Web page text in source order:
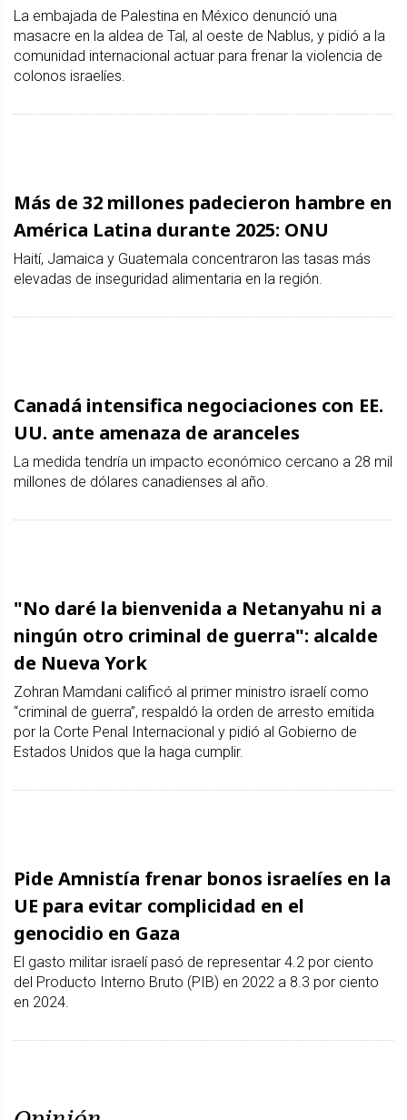
La embajada de Palestina en México denunció una
masacre en la aldea de Tal, al oeste de Nablus, y pidió a la
comunidad internacional actuar para frenar la violencia de
colonos israelíes.
Más de 32 millones padecieron hambre en
América Latina durante 2025: ONU
Haití, Jamaica y Guatemala concentraron las tasas más
elevadas de inseguridad alimentaria en la región.
Canadá intensifica negociaciones con EE.
UU. ante amenaza de aranceles
La medida tendría un impacto económico cercano a 28 mil
millones de dólares canadienses al año.
"No daré la bienvenida a Netanyahu ni a
ningún otro criminal de guerra": alcalde
de Nueva York
Zohran Mamdani calificó al primer ministro israelí como
“criminal de guerra”, respaldó la orden de arresto emitida
por la Corte Penal Internacional y pidió al Gobierno de
Estados Unidos que la haga cumplir.
Pide Amnistía frenar bonos israelíes en la
UE para evitar complicidad en el
genocidio en Gaza
El gasto militar israelí pasó de representar 4.2 por ciento
del Producto Interno Bruto (PIB) en 2022 a 8.3 por ciento
en 2024.